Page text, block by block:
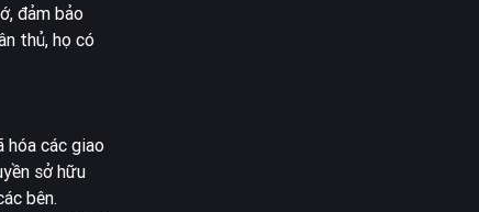
đảm bảo
thủ, họ có
hóa các giao
sở hữu
bên.